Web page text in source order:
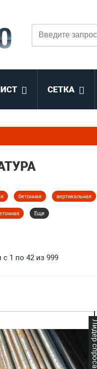
СЕТКА
бетонная вертикальная
Еще
1 по 42 из 999
Лидер спроса